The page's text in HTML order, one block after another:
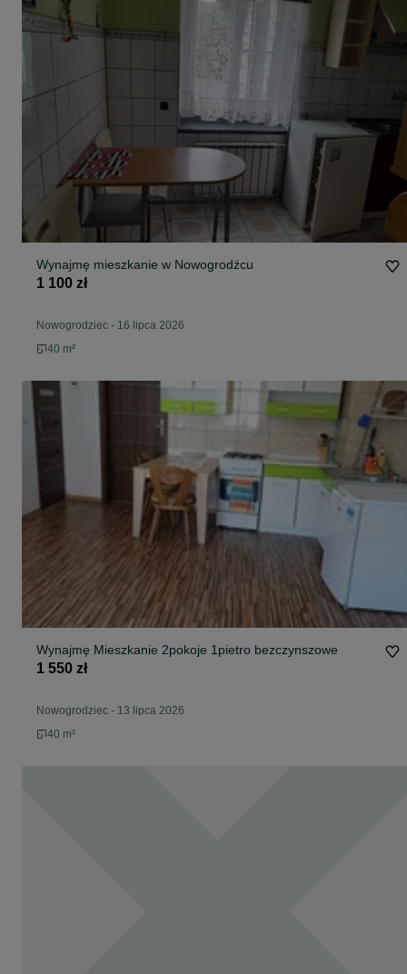
Wynajmę mieszkanie w Nowogrodźcu
1 100 zł
Nowogrodziec - 16 lipca 2026
40 m²
Wynajmę Mieszkanie 2pokoje 1pietro bezczynszowe
1 550 zł
Nowogrodziec - 13 lipca 2026
40 m²